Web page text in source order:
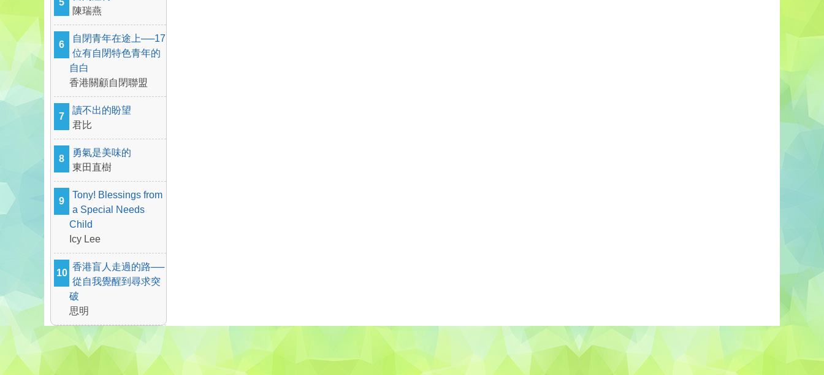
陳瑞燕
6
自閉青年在途上──17
位有自閉特色青年的
自白
香港關顧自閉聯盟
7
讀不出的盼望
君比
8
勇氣是美味的
東田直樹
9
Tony! Blessings from
a Special Needs
Child
Icy Lee
10
香港盲人走過的路──
從自我覺醒到尋求突
破
思明